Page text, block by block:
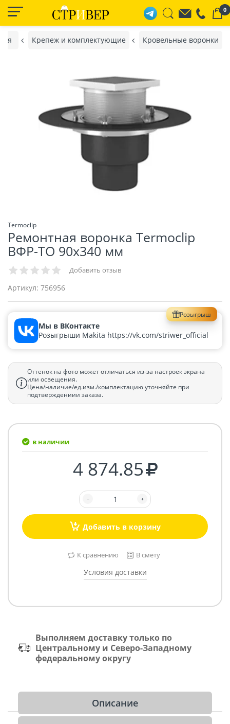
0
Крепеж и комплектующие Кровельные воронки
Termoclip
Ремонтная воронка Termoclip
ВФР-ТО 90х340 мм
Добавить отзыв
Артикул: 756956
Розыгрыш
Мы в ВКонтакте
Розыгрыши Makita https://vk.com/striwer_official
Оттенок на фото может отличаться из-за настроек экрана
или освещения.
Цена/наличие/ед.изм./комплектацию уточняйте при
подтверждениии заказа.
в наличии
4 874.85
Добавить в корзину
К сравнению В смету
Условия доставки
Выполняем доставку только по
Центральному и Северо-Западному
федеральному округу
Описание